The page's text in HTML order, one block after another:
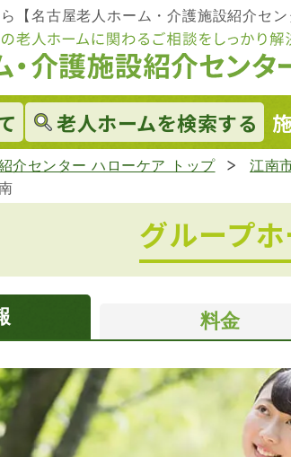
【名古屋老人ホーム・介護施設紹介セン
老人ホームを検索する
介センター ハローケア トップ 江南
グループ
料金